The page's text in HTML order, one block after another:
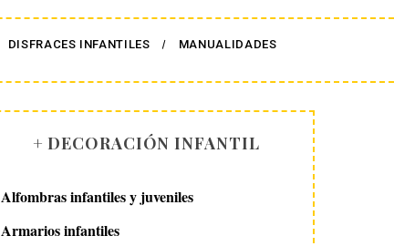
DISFRACES INFANTILES MANUALIDADES
+ DECORACIÓN INFANTIL
Alfombras infantiles y juveniles
Armarios infantiles